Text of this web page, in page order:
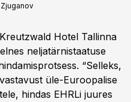
Hotel Tallinna
neljatärnistaatuse
“Selleks,
üle-Euroopalise
hindas EHRLi juures